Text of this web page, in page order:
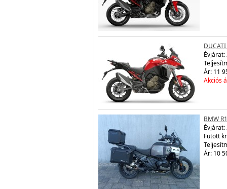
Évjárat:
Ár: 11
Akciós
BMW
Évjárat:
Futott
Ár: 10